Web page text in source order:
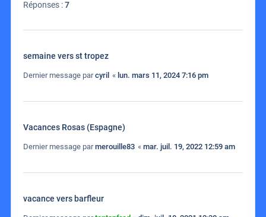
Réponses :7
semaine vers st tropez
Dernier message parcyril « lun. mars 11, 2024 7:16 pm
Vacances Rosas (Espagne)
Dernier message parmerouille83 « mar. juil. 19, 2022 12:59 am
vacance vers barfleur